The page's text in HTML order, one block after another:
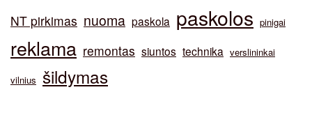
NT pirkimas nuoma paskola paskolos pinigai
reklama remontas siuntos technika verslininkai
vilnius šildymas